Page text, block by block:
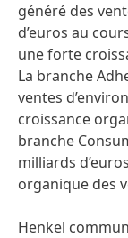
généré des
d’euros au
une forte
La branche
ventes
croissance
branche
milliards
organique des
Henkel